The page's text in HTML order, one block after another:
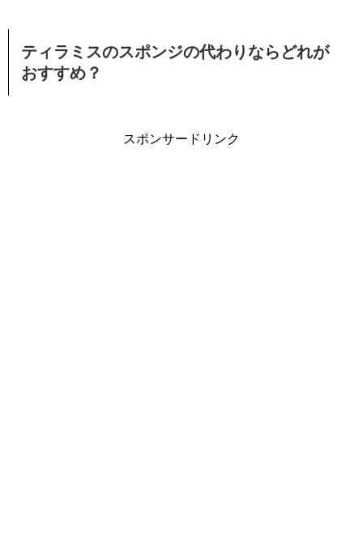
ティラミスのスポンジの代わりならどれが
おすすめ？
スポンサードリンク